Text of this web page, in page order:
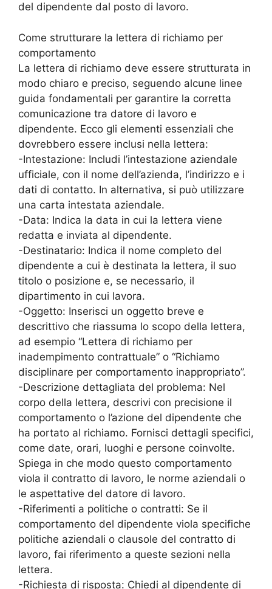
del dipendente dal posto di lavoro.
Come strutturare la lettera di richiamo per
comportamento
La lettera di richiamo deve essere strutturata in
modo chiaro e preciso, seguendo alcune linee
guida fondamentali per garantire la corretta
comunicazione tra datore di lavoro e
dipendente. Ecco gli elementi essenziali che
dovrebbero essere inclusi nella lettera:
-Intestazione: Includi l’intestazione aziendale
ufficiale, con il nome dell’azienda, l’indirizzo e i
dati di contatto. In alternativa, si può utilizzare
una carta intestata aziendale.
-Data: Indica la data in cui la lettera viene
redatta e inviata al dipendente.
-Destinatario: Indica il nome completo del
dipendente a cui è destinata la lettera, il suo
titolo o posizione e, se necessario, il
dipartimento in cui lavora.
-Oggetto: Inserisci un oggetto breve e
descrittivo che riassuma lo scopo della lettera,
ad esempio “Lettera di richiamo per
inadempimento contrattuale” o “Richiamo
disciplinare per comportamento inappropriato”.
-Descrizione dettagliata del problema: Nel
corpo della lettera, descrivi con precisione il
comportamento o l’azione del dipendente che
ha portato al richiamo. Fornisci dettagli specifici,
come date, orari, luoghi e persone coinvolte.
Spiega in che modo questo comportamento
viola il contratto di lavoro, le norme aziendali o
le aspettative del datore di lavoro.
-Riferimenti a politiche o contratti: Se il
comportamento del dipendente viola specifiche
politiche aziendali o clausole del contratto di
lavoro, fai riferimento a queste sezioni nella
lettera.
-Richiesta di risposta: Chiedi al dipendente di